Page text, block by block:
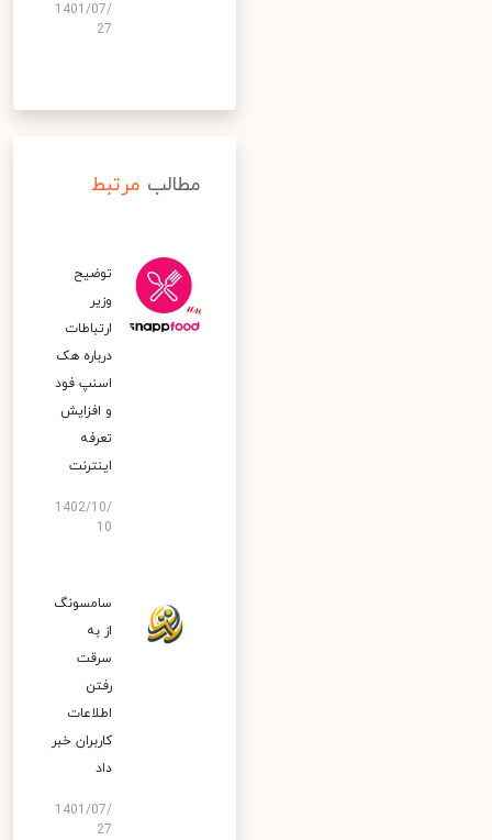
1401/07/
27
مطالب مرتبط
توضیح
وزیر
ارتباطات
درباره هک
اسنپ‌ فود
و افزایش
تعرفه
اینترنت
1402/10/
10
سامسونگ
از به
سرقت
رفتن
اطلاعات
کاربران خبر
داد
1401/07/
27